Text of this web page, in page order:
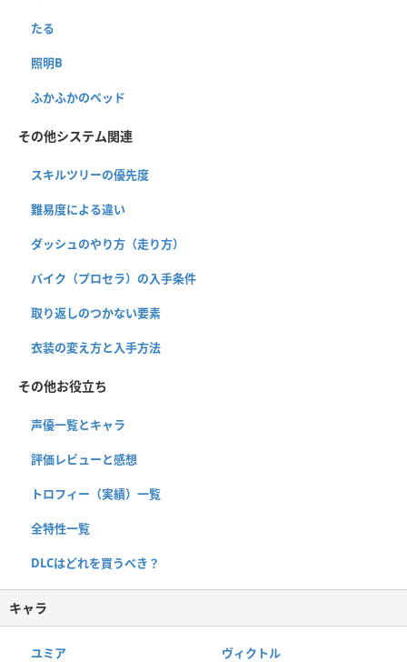
たる
照明B
ふかふかのベッド
その他システム関連
スキルツリーの優先度
難易度による違い
ダッシュのやり方（走り方）
バイク（プロセラ）の入手条件
取り返しのつかない要素
衣装の変え方と入手方法
その他お役立ち
声優一覧とキャラ
評価レビューと感想
トロフィー（実績）一覧
全特性一覧
DLCはどれを買うべき？
キャラ
ユミア ヴィクトル